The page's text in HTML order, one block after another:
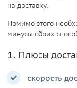
на доставку.
Помимо этого
минусы обоих
1. Плюсы
скорость